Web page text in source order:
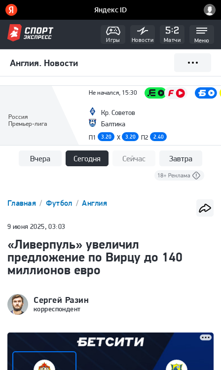
Игры Новости Матчи Меню
Англия. Новости
Россия
Премьер-лига
Не начался, 15:30
Кр. Советов
Балтика
П1 3.20 X 3.20 П2 2.40
Вчера Сегодня Сейчас Завтра
Главная Футбол Англия
9 июня 2025, 03:03
«Ливерпуль» увеличил
предложение по Вирцу до 140
миллионов евро
Сергей Разин
корреспондент